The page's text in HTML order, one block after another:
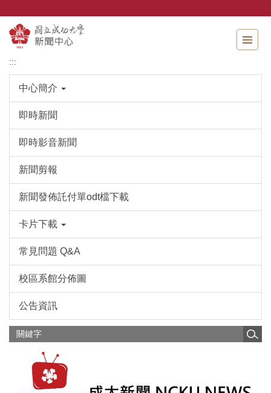
主
要
內
:::
中心簡介
即時新聞
即時影音新聞
新聞剪報
新聞發佈託付單odt檔下載
卡片下載
常見問題 Q&A
校區系館分佈圖
公告資訊